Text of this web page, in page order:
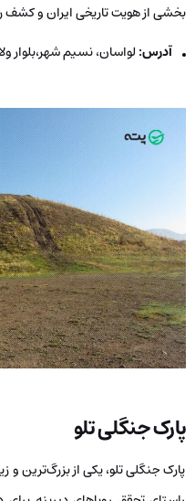
بخشی از هویت تاریخی ایران و کشف
آدرس: لواسان، نسیم شهر،بلوار
پارک جنگلی تلو
پارک جنگلی تلو، یکی از بزرگ‌ترین